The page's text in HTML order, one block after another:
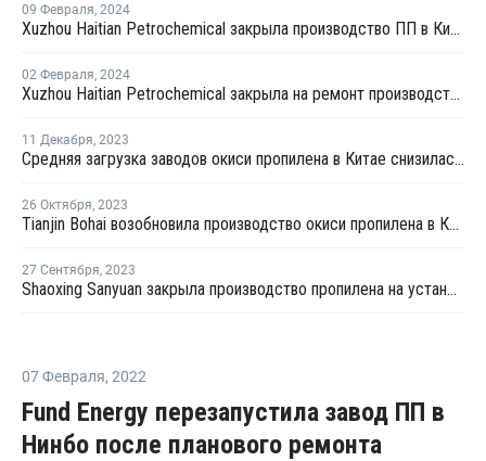
09 Февраля, 2024
Xuzhou Haitian Petrochemical закрыла производство ПП в Китае
02 Февраля, 2024
Xuzhou Haitian Petrochemical закрыла на ремонт производство ПП в Китае
11 Декабря, 2023
Средняя загрузка заводов окиси пропилена в Китае снизилась на 0,7%
26 Октября, 2023
Tianjin Bohai возобновила производство окиси пропилена в Китае после ремонта
27 Сентября, 2023
Shaoxing Sanyuan закрыла производство пропилена на установке каткрекинга в Шанхае
07 Февраля, 2022
Fund Energy перезапустила завод ПП в
Нинбо после планового ремонта